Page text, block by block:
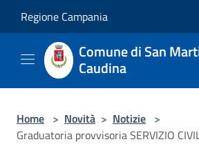
Regione Campania
Comune di San
Caudina
Home > Novità > Notizie >
Graduatoria provvisoria SERVIZIO